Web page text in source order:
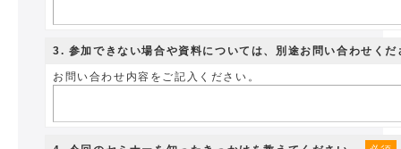
3. 参加できない場合や資料については、別途お問い合わせくだ
お問い合わせ内容をご記入ください。